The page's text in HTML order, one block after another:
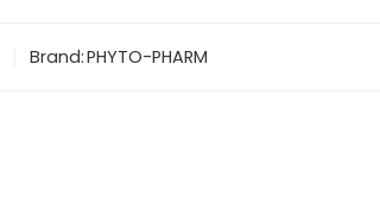
Brand:PHYTO-PHARM